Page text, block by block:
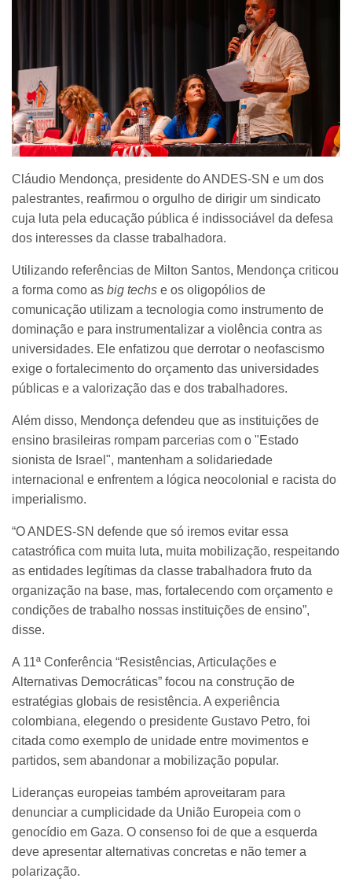
Cláudio Mendonça, presidente do ANDES-SN e um dos
palestrantes, reafirmou o orgulho de dirigir um sindicato
cuja luta pela educação pública é indissociável da defesa
dos interesses da classe trabalhadora.
Utilizando referências de Milton Santos, Mendonça criticou
a forma como as big techs e os oligopólios de
comunicação utilizam a tecnologia como instrumento de
dominação e para instrumentalizar a violência contra as
universidades. Ele enfatizou que derrotar o neofascismo
exige o fortalecimento do orçamento das universidades
públicas e a valorização das e dos trabalhadores.
Além disso, Mendonça defendeu que as instituições de
ensino brasileiras rompam parcerias com o "Estado
sionista de Israel", mantenham a solidariedade
internacional e enfrentem a lógica neocolonial e racista do
imperialismo.
“O ANDES-SN defende que só iremos evitar essa
catastrófica com muita luta, muita mobilização, respeitando
as entidades legítimas da classe trabalhadora fruto da
organização na base, mas, fortalecendo com orçamento e
condições de trabalho nossas instituições de ensino”,
disse.
A 11ª Conferência “Resistências, Articulações e
Alternativas Democráticas” focou na construção de
estratégias globais de resistência. A experiência
colombiana, elegendo o presidente Gustavo Petro, foi
citada como exemplo de unidade entre movimentos e
partidos, sem abandonar a mobilização popular.
Lideranças europeias também aproveitaram para
denunciar a cumplicidade da União Europeia com o
genocídio em Gaza. O consenso foi de que a esquerda
deve apresentar alternativas concretas e não temer a
polarização.